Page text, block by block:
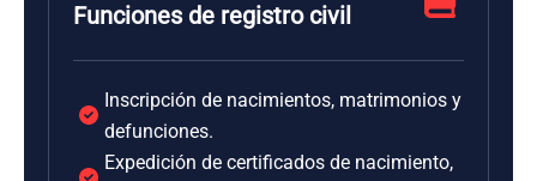
Funciones de registro civil
Inscripción de nacimientos, matrimonios y
defunciones.
Expedición de certificados de nacimiento,